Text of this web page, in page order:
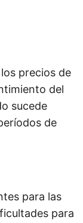
precios de
del
sucede
de
para las
para